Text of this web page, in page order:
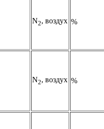
N2, воздух %
N2, воздух %